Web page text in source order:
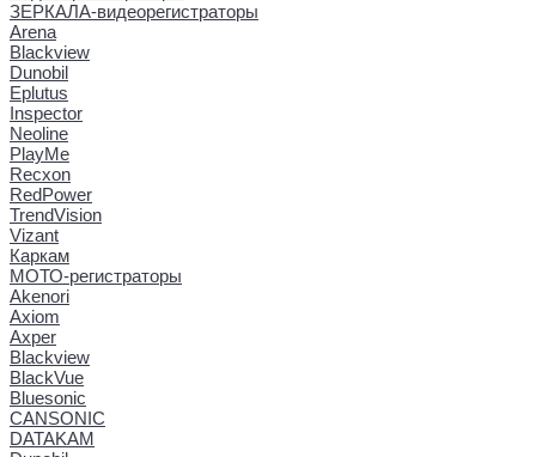
ЗЕРКАЛА-видеорегистраторы
Arena
Blackview
Dunobil
Eplutus
Inspector
Neoline
PlayMe
Recxon
RedPower
TrendVision
Vizant
Каркам
МОТО-регистраторы
Akenori
Axiom
Axper
Blackview
BlackVue
Bluesonic
CANSONIC
DATAKAM